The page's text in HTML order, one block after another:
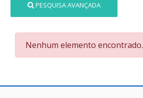
PESQUISA AVANÇADA
Nenhum elemento encontrado.